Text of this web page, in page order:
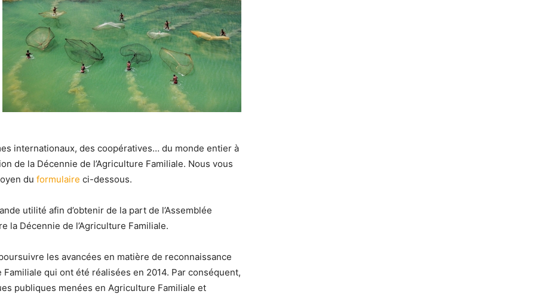
internationaux, des coopératives… du monde entier à
de la Décennie de l’Agriculture Familiale. Nous vous
du formulaire ci-dessous.
utilité afin d’obtenir de la part de l’Assemblée
la Décennie de l’Agriculture Familiale.
les avancées en matière de reconnaissance
qui ont été réalisées en 2014. Par conséquent,
publiques menées en Agriculture Familiale et